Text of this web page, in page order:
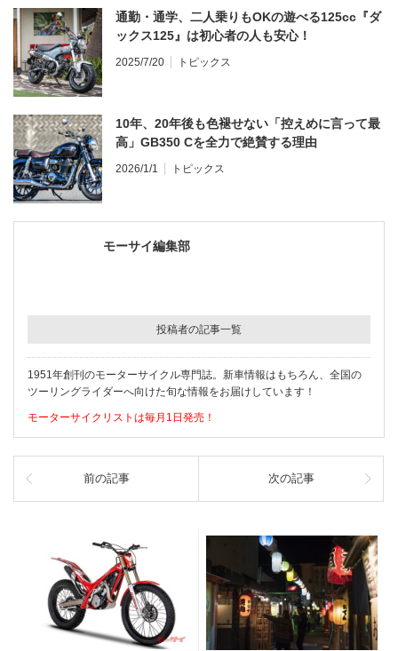
通勤・通学、二人乗りもOKの遊べる125cc『ダ
ックス125』は初心者の人も安心！
2025/7/20 トピックス
10年、20年後も色褪せない「控えめに言って最
高」GB350 Cを全力で絶賛する理由
2026/1/1 トピックス
モーサイ編集部
投稿者の記事一覧
1951年創刊のモーターサイクル専門誌。新車情報はもちろん、全国の
ツーリングライダーへ向けた旬な情報をお届けしています！
モーターサイクリストは毎月1日発売！
前の記事 次の記事